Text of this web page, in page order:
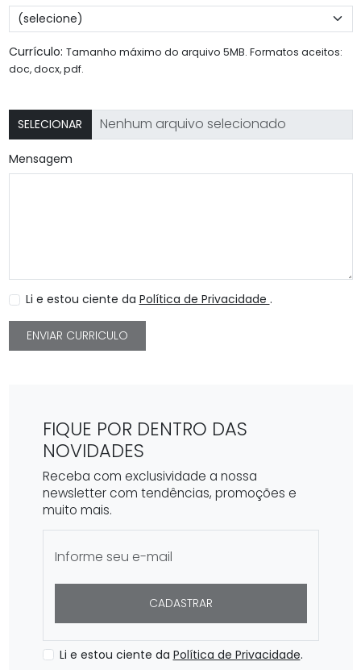
Currículo: Tamanho máximo do arquivo 5MB. Formatos aceitos:
doc, docx, pdf.
SELECIONAR
Mensagem
Li e estou ciente da Política de Privacidade .
ENVIAR CURRICULO
FIQUE POR DENTRO DAS
NOVIDADES
Receba com exclusividade a nossa
newsletter com tendências, promoções e
muito mais.
CADASTRAR
Li e estou ciente da Política de Privacidade.